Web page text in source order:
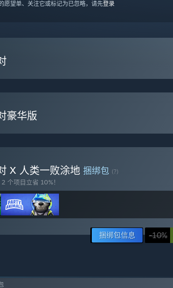
愿望单、关注它或标记为已忽略，请先登录
豪华版
X 人类一败涂地 捆绑包 (?)
个项目立省 10%！
捆绑包信息 -10%